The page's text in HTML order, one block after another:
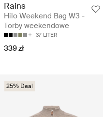
Rains
Hilo Weekend Bag W3 -
Torby weekendowe
37 LITER
339 zł
25% Deal